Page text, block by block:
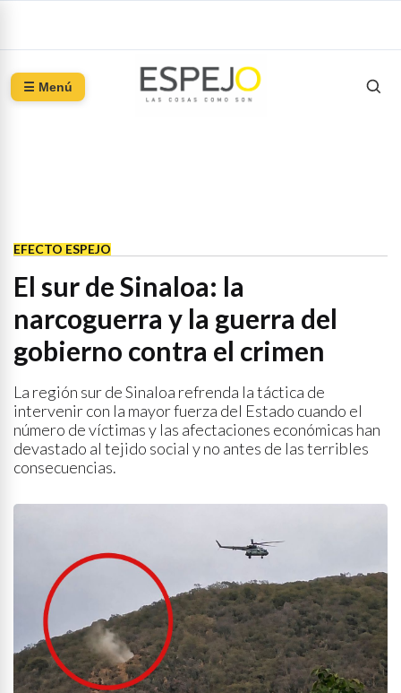
☰ Menú
EFECTO ESPEJO
El sur de Sinaloa: la
narcoguerra y la guerra del
gobierno contra el crimen
La región sur de Sinaloa refrenda la táctica de
intervenir con la mayor fuerza del Estado cuando el
número de víctimas y las afectaciones económicas han
devastado al tejido social y no antes de las terribles
consecuencias.